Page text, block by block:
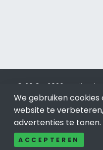
© 2019 - 2026 Realisatie
Internet. Betaal alleen
optimalisatie No Cure No
We gebruiken
website te
advertenties te tonen.
ACCEPTEREN